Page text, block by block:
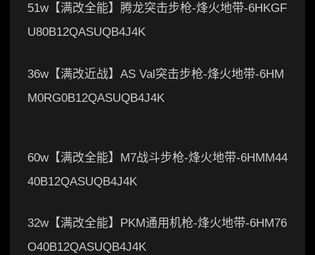
51w【满改全能】腾龙突击步枪-烽火地带-6HKGF
U80B12QASUQB4J4K
36w【满改近战】AS Val突击步枪-烽火地带-6HM
M0RG0B12QASUQB4J4K
60w【满改全能】M7战斗步枪-烽火地带-6HMM44
40B12QASUQB4J4K
32w【满改全能】PKM通用机枪-烽火地带-6HM76
O40B12QASUQB4J4K